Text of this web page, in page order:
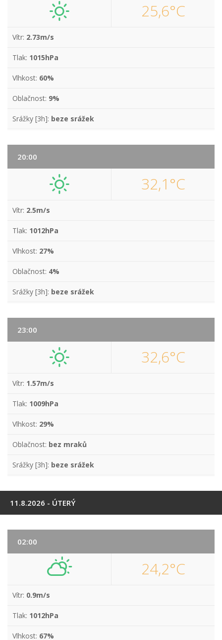
25,6°C
Vítr: 2.73m/s
Tlak: 1015hPa
Vlhkost: 60%
Oblačnost: 9%
Srážky [3h]: beze srážek
20:00
32,1°C
Vítr: 2.5m/s
Tlak: 1012hPa
Vlhkost: 27%
Oblačnost: 4%
Srážky [3h]: beze srážek
23:00
32,6°C
Vítr: 1.57m/s
Tlak: 1009hPa
Vlhkost: 29%
Oblačnost: bez mraků
Srážky [3h]: beze srážek
11.8.2026 - ÚTERÝ
02:00
24,2°C
Vítr: 0.9m/s
Tlak: 1012hPa
Vlhkost: 67%